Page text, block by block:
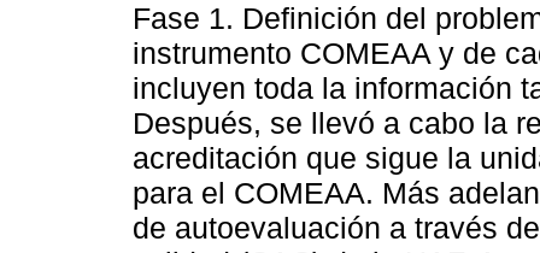
Fase 1. Definición del
instrumento COMEAA y de
incluyen toda la información
Después, se llevó a cabo la
acreditación que sigue la
para el COMEAA. Más
de autoevaluación a través